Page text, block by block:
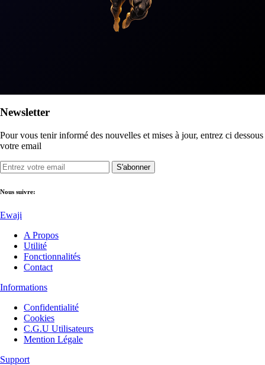
Newsletter
Pour vous tenir informé des nouvelles et mises à jour, entrez ci dessous
votre email
S'abonner
Nous suivre:
Ewaji
A Propos
Utilité
Fonctionnalités
Contact
Informations
Confidentialité
Cookies
C.G.U Utilisateurs
Mention Légale
Support